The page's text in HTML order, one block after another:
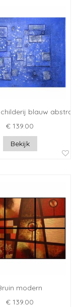
blauw abstract
€ 139.00
Bekijk
modern
€ 139.00